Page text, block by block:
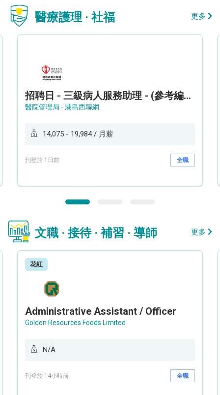
醫療護理 · 社福 更多
招聘日 - 三級病人服務助理 - (參考編號: HKWCS260107)
醫院管理局 - 港島西聯網
14,075 - 19,984 / 月薪
刊登於 1日前 全職
文職 · 接待 · 補習 · 導師 更多
花紅
Administrative Assistant / Officer
Golden Resources Foods Limited
N/A
刊登於 14小時前 全職